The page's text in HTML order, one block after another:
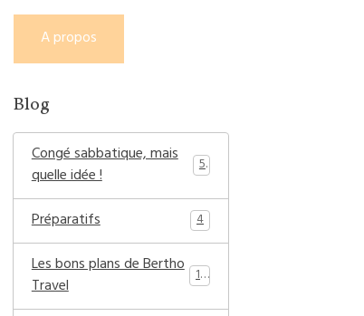
A propos
Blog
Congé sabbatique, mais
quelle idée !
5
Préparatifs 4
Les bons plans de Bertho
Travel
17